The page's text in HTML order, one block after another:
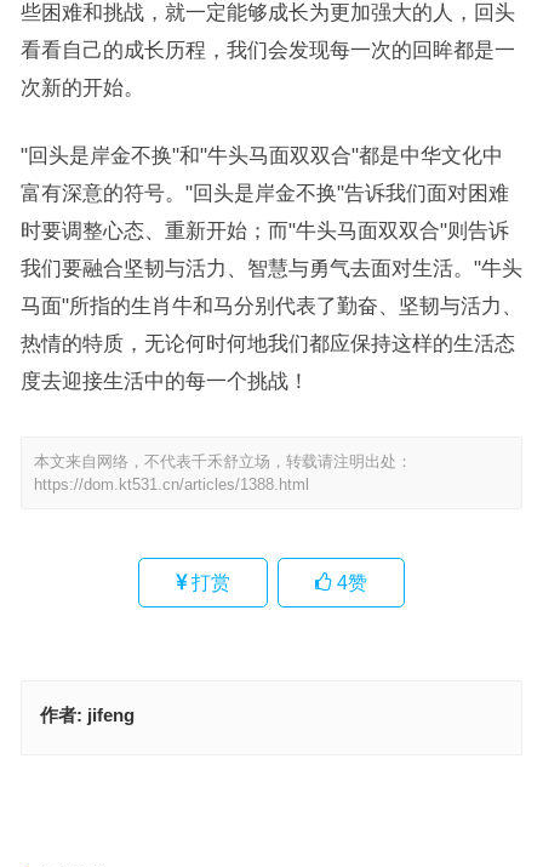
些困难和挑战，就一定能够成长为更加强大的人，回头
看看自己的成长历程，我们会发现每一次的回眸都是一
次新的开始。
"回头是岸金不换"和"牛头马面双双合"都是中华文化中
富有深意的符号。"回头是岸金不换"告诉我们面对困难
时要调整心态、重新开始；而"牛头马面双双合"则告诉
我们要融合坚韧与活力、智慧与勇气去面对生活。"牛头
马面"所指的生肖牛和马分别代表了勤奋、坚韧与活力、
热情的特质，无论何时何地我们都应保持这样的生活态
度去迎接生活中的每一个挑战！
本文来自网络，不代表千禾舒立场，转载请注明出处：
https://dom.kt531.cn/articles/1388.html
打赏 4赞
作者: jifeng